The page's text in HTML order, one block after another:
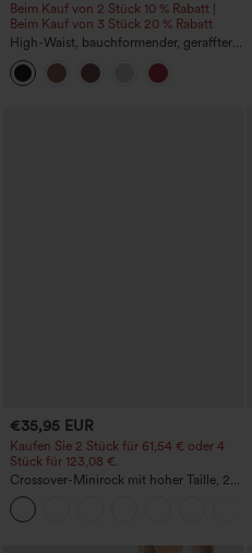
Beim Kauf von 2 Stück 10 % Rabatt |
Beim Kauf von 3 Stück 20 % Rabatt
High-Waist, bauchformender, geraffter
Midirock mit geschwungenem Saum, 2-
in-1 Fleece/PU, lässig
€35,95 EUR
Kaufen Sie 2 Stück für 61,54 € oder 4
Stück für 123,08 €.
Crossover-Minirock mit hoher Taille, 2-
in-1, Fransen-Saum und figurbetontem
Schnitt in Wildlederoptik für Partys